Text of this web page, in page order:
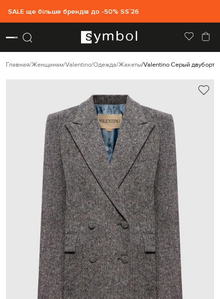
SALE ще більше брендів до -50% SS`26
Главная Женщинам Valentino Одежда Жакеты Valentino Серый